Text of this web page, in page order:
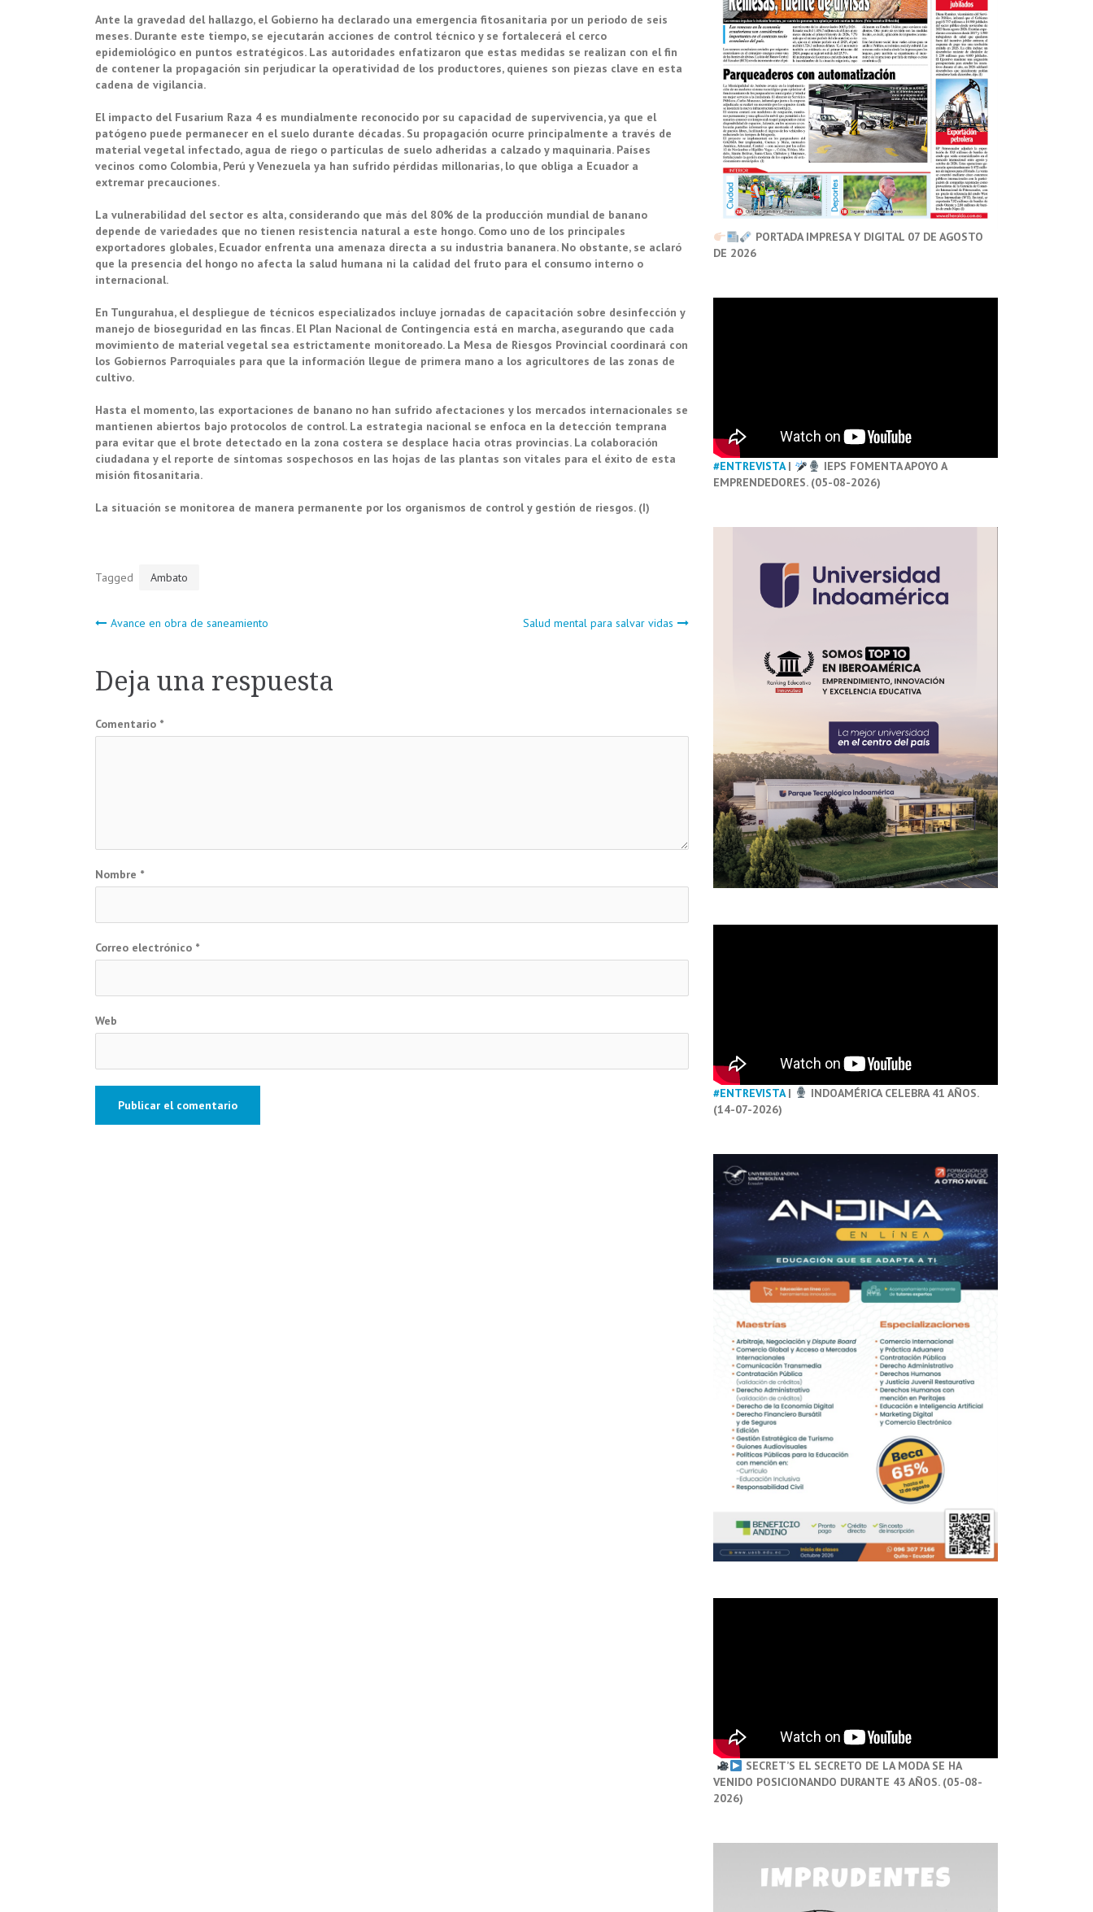
Ante la gravedad del hallazgo, el Gobierno ha declarado una emergencia fitosanitaria por un periodo de seis
meses. Durante este tiempo, se ejecutarán acciones de control técnico y se fortalecerá el cerco
epidemiológico en puntos estratégicos. Las autoridades enfatizaron que estas medidas se realizan con el fin
de contener la propagación sin perjudicar la operatividad de los productores, quienes son piezas clave en esta
cadena de vigilancia.
El impacto del Fusarium Raza 4 es mundialmente reconocido por su capacidad de supervivencia, ya que el
patógeno puede permanecer en el suelo durante décadas. Su propagación ocurre principalmente a través de
material vegetal infectado, agua de riego o partículas de suelo adheridas a calzado y maquinaria. Países
vecinos como Colombia, Perú y Venezuela ya han sufrido pérdidas millonarias, lo que obliga a Ecuador a
extremar precauciones.
La vulnerabilidad del sector es alta, considerando que más del 80% de la producción mundial de banano
depende de variedades que no tienen resistencia natural a este hongo. Como uno de los principales
exportadores globales, Ecuador enfrenta una amenaza directa a su industria bananera. No obstante, se aclaró
que la presencia del hongo no afecta la salud humana ni la calidad del fruto para el consumo interno o
internacional.
En Tungurahua, el despliegue de técnicos especializados incluye jornadas de capacitación sobre desinfección y
manejo de bioseguridad en las fincas. El Plan Nacional de Contingencia está en marcha, asegurando que cada
movimiento de material vegetal sea estrictamente monitoreado. La Mesa de Riesgos Provincial coordinará con
los Gobiernos Parroquiales para que la información llegue de primera mano a los agricultores de las zonas de
cultivo.
Hasta el momento, las exportaciones de banano no han sufrido afectaciones y los mercados internacionales se
mantienen abiertos bajo protocolos de control. La estrategia nacional se enfoca en la detección temprana
para evitar que el brote detectado en la zona costera se desplace hacia otras provincias. La colaboración
ciudadana y el reporte de síntomas sospechosos en las hojas de las plantas son vitales para el éxito de esta
misión fitosanitaria.
La situación se monitorea de manera permanente por los organismos de control y gestión de riesgos. (I)
Tagged Ambato
Navegación
de
entradas
Avance en obra de saneamiento Salud mental para salvar vidas
Deja una respuesta
Comentario *
Nombre *
Correo electrónico *
Web
PORTADA IMPRESA Y DIGITAL 07 DE AGOSTO
DE 2026
#ENTREVISTA|
IEPS FOMENTA APOYO A
EMPRENDEDORES. (05-08-2026)
#ENTREVISTA|
INDOAMÉRICA CELEBRA 41 AÑOS.
(14-07-2026)
SECRET’S EL SECRETO DE LA MODA SE HA
VENIDO POSICIONANDO DURANTE 43 AÑOS. (05-08-
2026)